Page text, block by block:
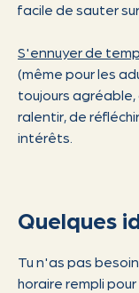
facile de sauter
S'ennuyer de
(même pour les
toujours
ralentir, de
intérêts.
Quelques
Tu n'as pas
horaire rempli